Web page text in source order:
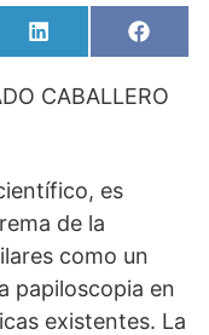
Compartir
en
L
i
k
n
en
F
a
e
CABALLERO
es
de la
como un
papiloscopia en
existentes. La